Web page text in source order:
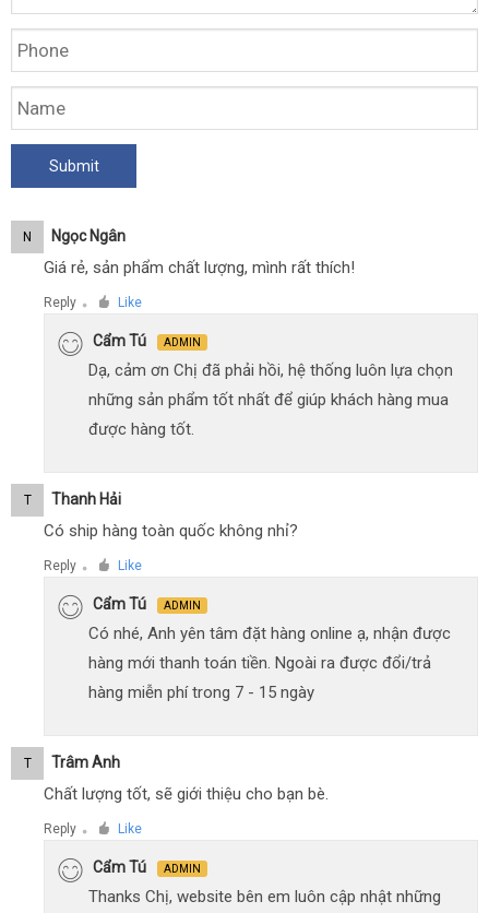
N Ngọc Ngân
Giá rẻ, sản phẩm chất lượng, mình rất thích!
Reply ● Like
Cẩm Tú ADMIN
Dạ, cảm ơn Chị đã phải hồi, hệ thống luôn lựa chọn
những sản phẩm tốt nhất để giúp khách hàng mua
được hàng tốt.
T Thanh Hải
Có ship hàng toàn quốc không nhỉ?
Reply ● Like
Cẩm Tú ADMIN
Có nhé, Anh yên tâm đặt hàng online ạ, nhận được
hàng mới thanh toán tiền. Ngoài ra được đổi/trả
hàng miễn phí trong 7 - 15 ngày
T Trâm Anh
Chất lượng tốt, sẽ giới thiệu cho bạn bè.
Reply ● Like
Cẩm Tú ADMIN
Thanks Chị, website bên em luôn cập nhật những